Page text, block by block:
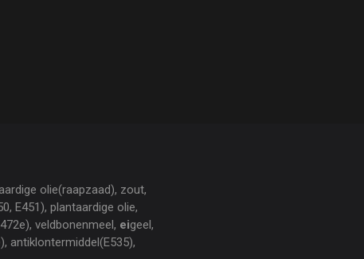
olie(raapzaad), zout,
E451), plantaardige olie,
veldbonenmeel, eigeel,
), antiklontermiddel(E535),